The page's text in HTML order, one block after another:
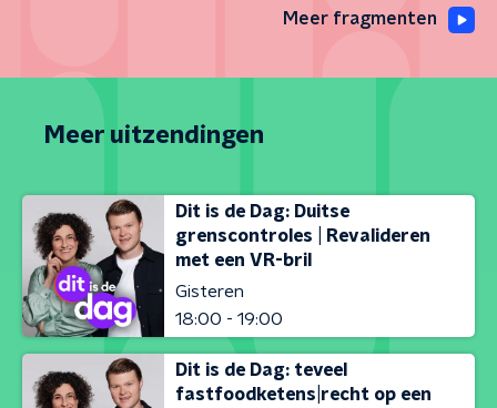
Meer fragmenten
Meer uitzendingen
Dit is de Dag: Duitse
grenscontroles | Revalideren
met een VR-bril
Gisteren
18:00 - 19:00
Dit is de Dag: teveel
fastfoodketens|recht op een